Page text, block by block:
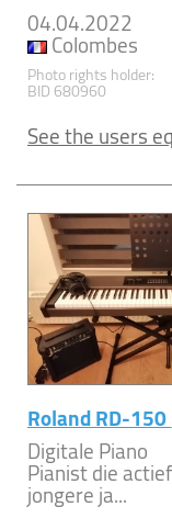
04.04.2022
Colombes
Photo rights holder:
BID 680960
See the users
Roland RD-150
Digitale Piano
Pianist die
jongere ja...